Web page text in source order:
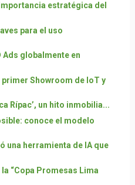
estratégica del
para el uso
Ads globalmente en
primer Showroom de IoT y
Rípac’, un hito inmobilia...
conoce el modelo
una herramienta de IA que
“Copa Promesas Lima